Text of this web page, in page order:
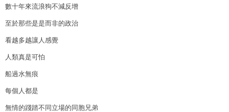
數十年來流浪狗不減反增
至於那些是是而非的政治
看越多越讓人感覺
人類真是可怕
船過水無痕
每個人都是
無情的踐踏不同立場的同胞兄弟